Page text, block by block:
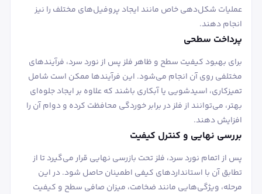
عملیات شکل‌دهی خاص مانند ایجاد پروفیل‌های مختلف را نیز
انجام دهند.
پرداخت سطحی
برای بهبود کیفیت سطح و ظاهر فلز پس از نورد سرد، فرآیندهای
مختلفی روی آن انجام می‌شود. این فرآیندها ممکن است شامل
تمیزکاری، اسیدشویی یا آبکاری باشند که علاوه بر ایجاد جلوه‌ای
بهتر، می‌توانند از فلز در برابر خوردگی محافظت کرده و دوام آن را
افزایش دهند.
بررسی نهایی و کنترل کیفیت
پس از اتمام نورد سرد، فلز تحت بازرسی نهایی قرار می‌گیرد تا از
تطابق آن با استانداردهای کیفی اطمینان حاصل شود. در این
مرحله، ویژگی‌هایی مانند ضخامت، میزان صافی سطح و کیفیت